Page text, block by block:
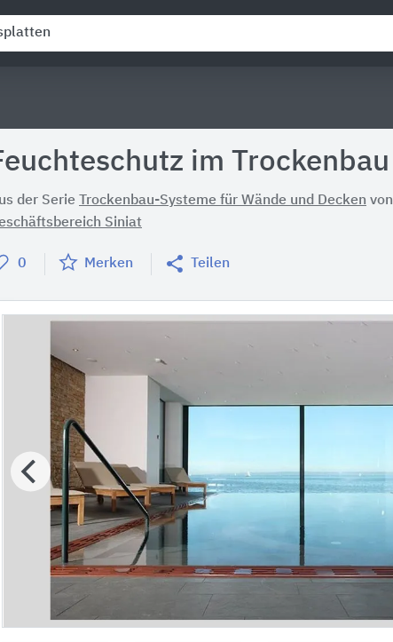
im Trockenbau
der Serie Trockenbau-Systeme für Wände und Decken von
Siniat
0 Merken Teilen